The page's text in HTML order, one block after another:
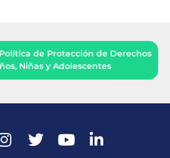
de Protección de Derechos
Niñas y Adolescentes